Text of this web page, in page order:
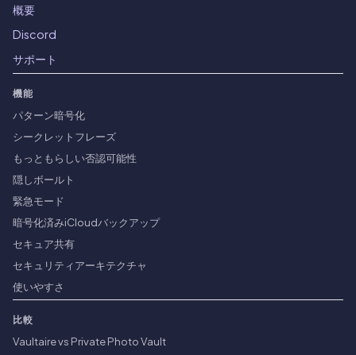
概要
Discord
サポート
機能
パターン暗号化
シークレットフレーズ
もっともらしい否認可能性
隠しボールト
緊急モード
暗号化済みiCloudバックアップ
セキュア共有
セキュリティアーキテクチャ
使いやすさ
比較
Vaultaire vs Private Photo Vault